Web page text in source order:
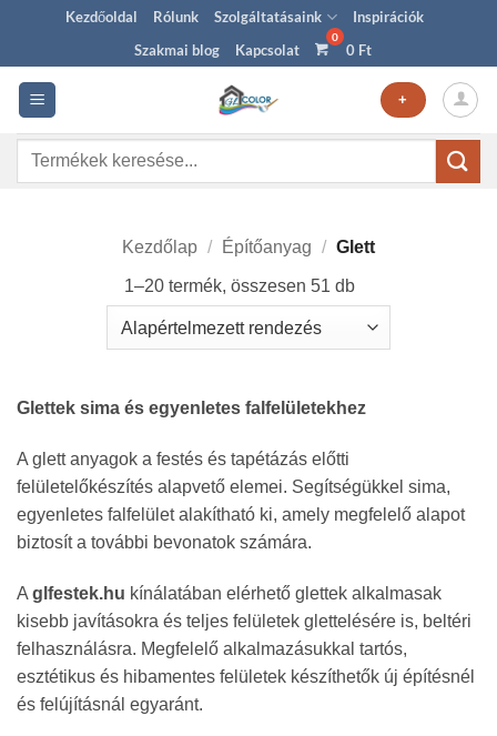
content
Kezdőoldal Rólunk Szolgáltatásaink
Inspirációk
Szakmai blog
Kapcsolat 0 Ft
+
Keresés
Kezdőlap / Építőanyag / Glett
1–20 termék, összesen 51 db
Glettek sima és egyenletes falfelületekhez
A glett anyagok a festés és tapétázás előtti
felületelőkészítés alapvető elemei. Segítségükkel sima,
egyenletes falfelület alakítható ki, amely megfelelő alapot
biztosít a további bevonatok számára.
A glfestek.hu kínálatában elérhető glettek alkalmasak
kisebb javításokra és teljes felületek glettelésére is, beltéri
felhasználásra. Megfelelő alkalmazásukkal tartós,
esztétikus és hibamentes felületek készíthetők új építésnél
és felújításnál egyaránt.